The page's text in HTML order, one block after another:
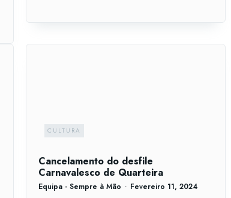
CULTURA
Cancelamento do desfile
Carnavalesco de Quarteira
Equipa - Sempre à Mão - Fevereiro 11, 2024